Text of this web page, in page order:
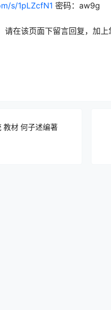
s/1pLZcfN1 密码：aw9g
在该页面下留言回复，加
教材 何子述编著